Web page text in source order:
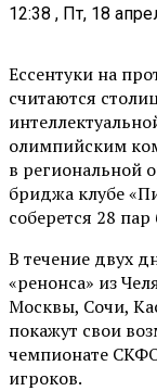
12:38 , Пт, 18
Ессентуки на
считаются
олимпийским
в региональной
бриджа клубе
соберется 28
В течение двух
«ренонса» из
Москвы, Сочи,
покажут свои
чемпионате
игроков.